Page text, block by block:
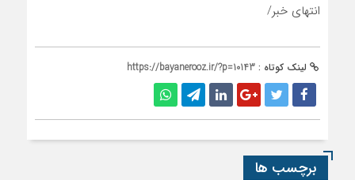
انتهای خبر/
لینک کوتاه : https://bayanerooz.ir/?p=10143
برچسب ها